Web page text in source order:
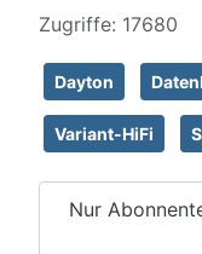
Zugriffe: 17680
Dayton
Variant-HiFi
Nur